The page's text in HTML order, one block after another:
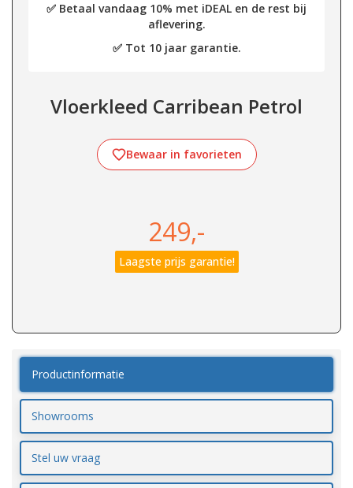
✅ Betaal vandaag 10% met iDEAL en de rest bij
aflevering.
✅ Tot 10 jaar garantie.
Vloerkleed Carribean Petrol
Bewaar in favorieten
249,-
Laagste prijs garantie!
Productinformatie
Showrooms
Stel uw vraag